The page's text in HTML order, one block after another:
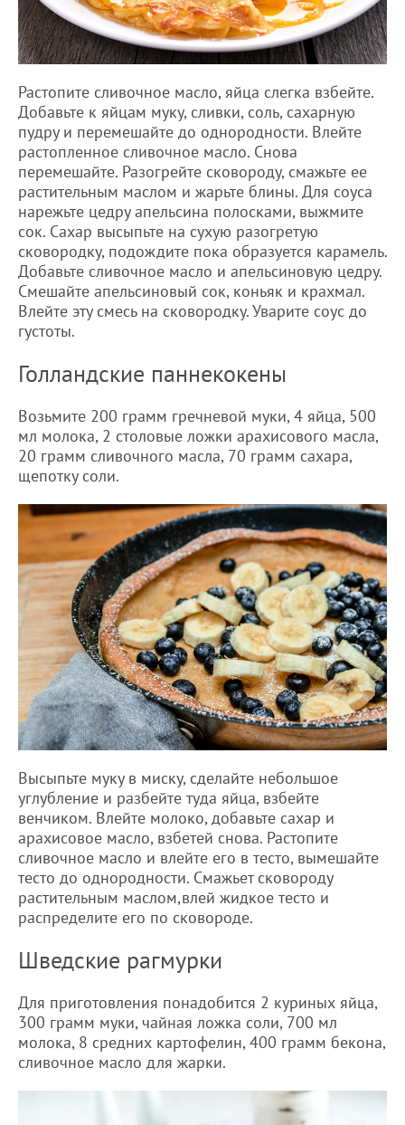
Растопите сливочное масло, яйца слегка взбейте.
Добавьте к яйцам муку, сливки, соль, сахарную
пудру и перемешайте до однородности. Влейте
растопленное сливочное масло. Снова
перемешайте. Разогрейте сковороду, смажьте ее
растительным маслом и жарьте блины. Для соуса
нарежьте цедру апельсина полосками, выжмите
сок. Сахар высыпьте на сухую разогретую
сковородку, подождите пока образуется карамель.
Добавьте сливочное масло и апельсиновую цедру.
Смешайте апельсиновый сок, коньяк и крахмал.
Влейте эту смесь на сковородку. Уварите соус до
густоты.
Голландские паннекокены
Возьмите 200 грамм гречневой муки, 4 яйца, 500
мл молока, 2 столовые ложки арахисового масла,
20 грамм сливочного масла, 70 грамм сахара,
щепотку соли.
Высыпьте муку в миску, сделайте небольшое
углубление и разбейте туда яйца, взбейте
венчиком. Влейте молоко, добавьте сахар и
арахисовое масло, взбетей снова. Растопите
сливочное масло и влейте его в тесто, вымешайте
тесто до однородности. Смажьет сковороду
растительным маслом,влей жидкое тесто и
распределите его по сковороде.
Шведские рагмурки
Для приготовления понадобится 2 куриных яйца,
300 грамм муки, чайная ложка соли, 700 мл
молока, 8 средних картофелин, 400 грамм бекона,
сливочное масло для жарки.